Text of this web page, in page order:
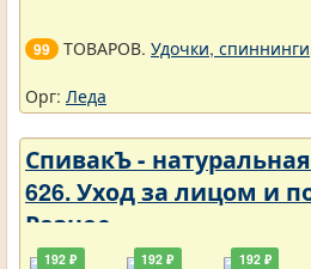
99 ТОВАРОВ. Удочки, спиннинги
Орг: Леда
СпивакЪ -
626. Уход за лицом и
Разное
192 ₽ 192 ₽ 192 ₽